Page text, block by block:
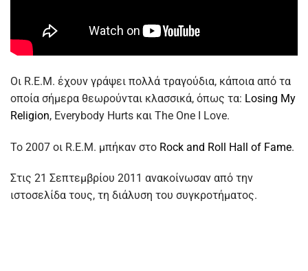
Οι R.E.M. έχουν γράψει πολλά τραγούδια, κάποια από τα
οποία σήμερα θεωρούνται κλασσικά, όπως τα: Losing My
Religion, Everybody Hurts και The One I Love.
Το 2007 οι R.E.M. μπήκαν στο Rock and Roll Hall of Fame.
Στις 21 Σεπτεμβρίου 2011 ανακοίνωσαν από την
ιστοσελίδα τους, τη διάλυση του συγκροτήματος.